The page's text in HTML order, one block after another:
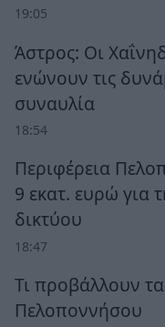
19:05
Άστρος: Οι
ενώνουν τις
συναυλία
18:54
Περιφέρεια
9 εκατ. ευρώ για
δικτύου
18:47
Τι προβάλλουν
Πελοποννήσου